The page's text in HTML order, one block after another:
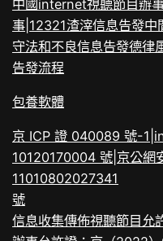
中國internet視聽節目辦
事 12321渣滓信息告發中
守法和不良信息告發德
告發流程
包養軟體
京 ICP 證 040089 號-1
10120170004 號 京公網
11010802027341
號
信息收集傳佈視聽節目允